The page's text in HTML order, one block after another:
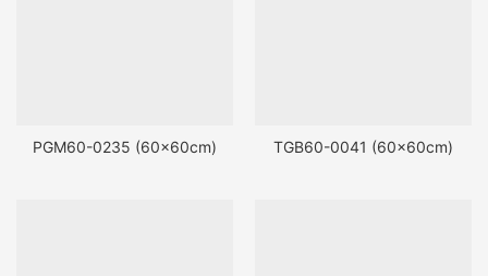
PGM60-0235 (60x60cm) TGB60-0041 (60x60cm)